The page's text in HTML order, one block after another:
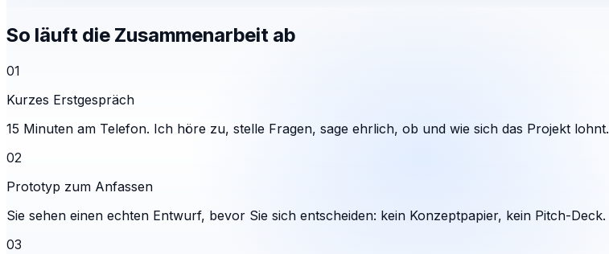
So läuft die Zusammenarbeit ab
01
Kurzes Erstgespräch
15 Minuten am Telefon. Ich höre zu, stelle Fragen, sage ehrlich, ob und wie sich das Projekt lohnt.
02
Prototyp zum Anfassen
Sie sehen einen echten Entwurf, bevor Sie sich entscheiden: kein Konzeptpapier, kein Pitch-Deck.
03